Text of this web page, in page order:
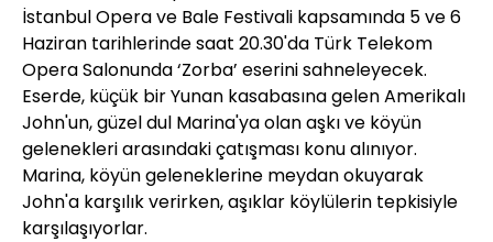
İstanbul Opera ve Bale Festivali kapsamında 5 ve 6
Haziran tarihlerinde saat 20.30'da Türk Telekom
Opera Salonunda ‘Zorba’ eserini sahneleyecek.
Eserde, küçük bir Yunan kasabasına gelen Amerikalı
John'un, güzel dul Marina'ya olan aşkı ve köyün
gelenekleri arasındaki çatışması konu alınıyor.
Marina, köyün geleneklerine meydan okuyarak
John'a karşılık verirken, aşıklar köylülerin tepkisiyle
karşılaşıyorlar.